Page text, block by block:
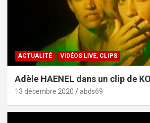
ACTUALITÉ VIDÉOS LIVE, CLIPS
Adèle HAENEL dans un clip de
13 décembre 2020 abds69